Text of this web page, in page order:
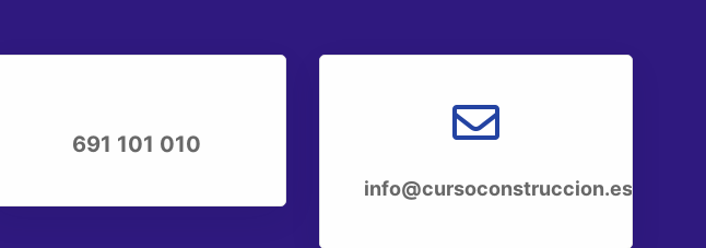
691 101 010
info@cursoconstruccion.es